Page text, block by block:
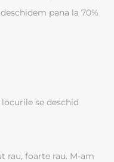
pana la 70%
se deschid
rau, foarte rau. M-am